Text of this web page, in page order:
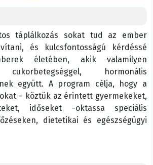
táplálkozás sokat tud az ember
és kulcsfontosságú kérdéssé
életében, akik valamilyen
cukorbetegséggel, hormonális
együtt. A program célja, hogy a
– köztük az érintett gyermekeket,
időseket -oktassa speciális
dietetikai és egészségügyi